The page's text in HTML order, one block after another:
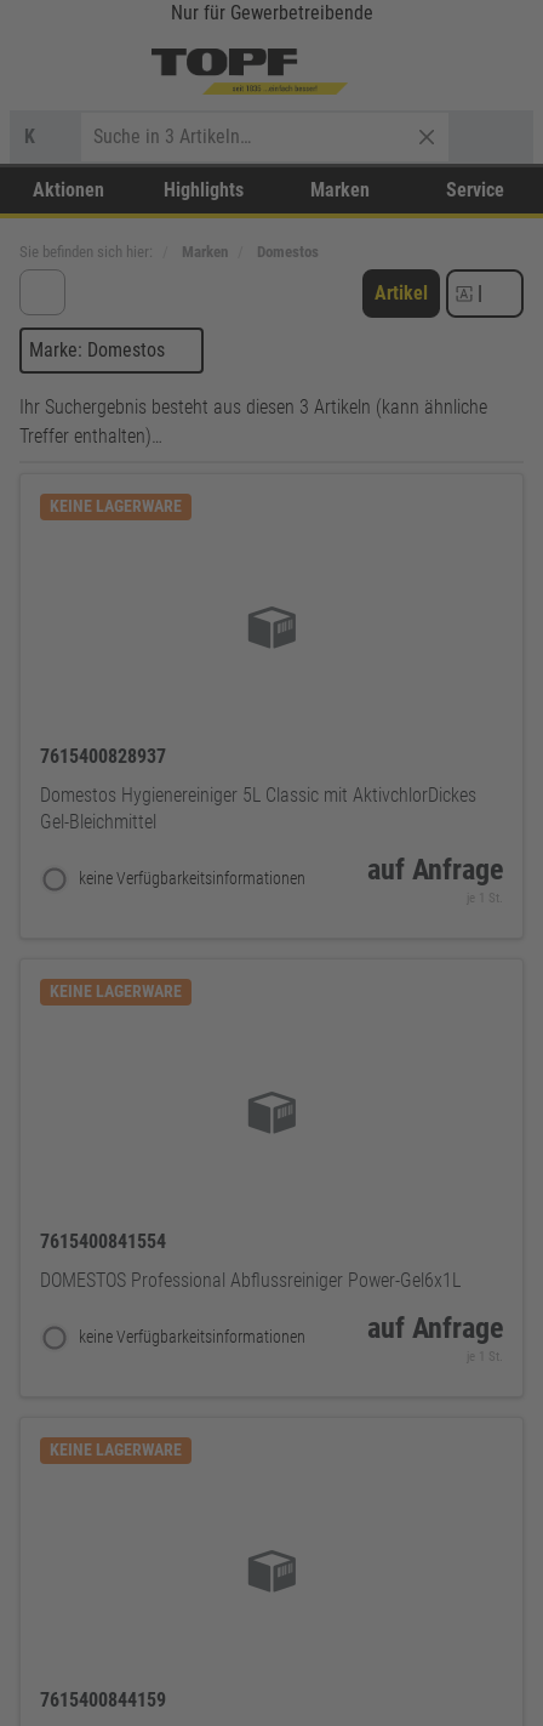
Nur für Gewerbetreibende
K
Aktionen Highlights Marken Service
Sie befinden sich hier: Marken Domestos
Artikel |
Marke: Domestos
Ihr Suchergebnis besteht aus diesen 3 Artikeln (kann ähnliche
Treffer enthalten)…
KEINE LAGERWARE
7615400828937
Domestos Hygienereiniger 5L Classic mit AktivchlorDickes
Gel-Bleichmittel
keine Verfügbarkeitsinformationen auf Anfrage
je 1 St.
KEINE LAGERWARE
7615400841554
DOMESTOS Professional Abflussreiniger Power-Gel6x1L
keine Verfügbarkeitsinformationen auf Anfrage
je 1 St.
KEINE LAGERWARE
7615400844159